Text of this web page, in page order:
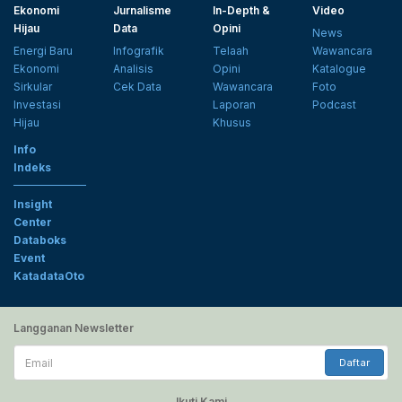
Ekonomi
Hijau
Energi Baru
Ekonomi
Sirkular
Investasi
Hijau
Jurnalisme
Data
Infografik
Analisis
Cek Data
In-Depth &
Opini
Telaah
Opini
Wawancara
Laporan
Khusus
Video
News
Wawancara
Katalogue
Foto
Podcast
Info
Indeks
Insight
Center
Databoks
Event
KatadataOto
Langganan Newsletter
Email
Daftar